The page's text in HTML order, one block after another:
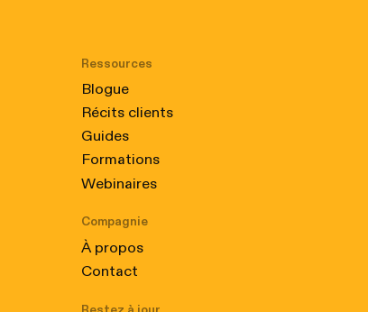
Ressources
Blogue
Récits clients
Guides
Formations
Webinaires
Compagnie
À propos
Contact